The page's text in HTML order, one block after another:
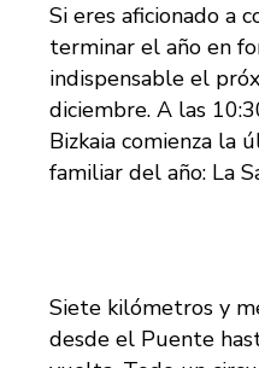
Si eres aficionado a
terminar el año en
indispensable el
diciembre. A las
Bizkaia comienza la
familiar del año: La
Siete kilómetros y
desde el Puente